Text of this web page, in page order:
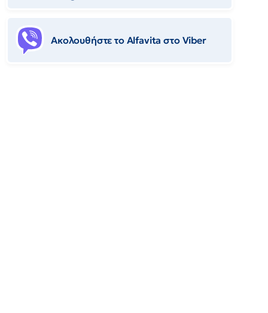
Ακολουθήστε το Αlfavita στο Viber